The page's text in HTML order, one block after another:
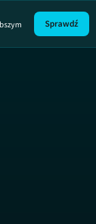
Agaty
Sprawdź